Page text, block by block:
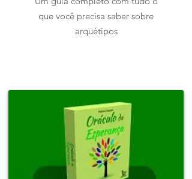
que você precisa saber sobre
arquétipos